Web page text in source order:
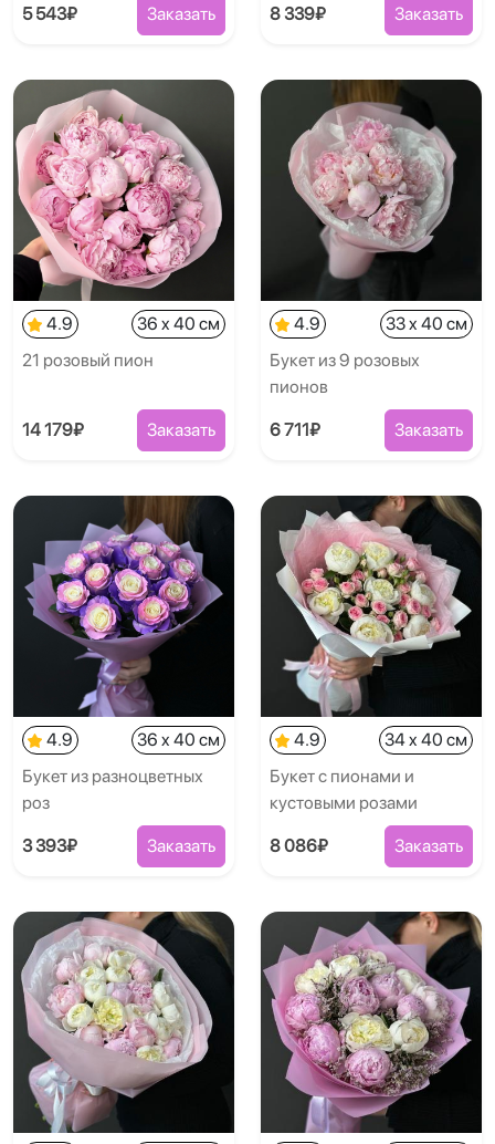
5 543₽ Заказать 8 339₽ Заказать
4.9
36 x 40 см
21 розовый пион
14 179₽ Заказать
4.9
33 x 40 см
Букет из 9 розовых
пионов
6 711₽ Заказать
4.9
36 x 40 см
Букет из разноцветных
роз
3 393₽ Заказать
4.9
34 x 40 см
Букет с пионами и
кустовыми розами
8 086₽ Заказать